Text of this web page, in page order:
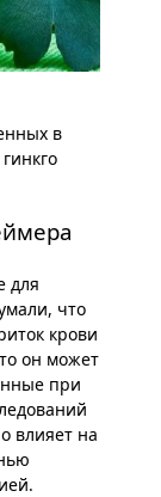
в
для
что
крови
он может
при
влияет на